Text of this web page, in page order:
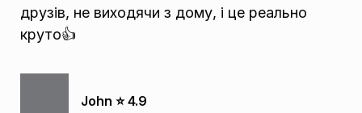
друзів, не виходячи з дому, і це реально
круто👍
John ⭐️ 4.9